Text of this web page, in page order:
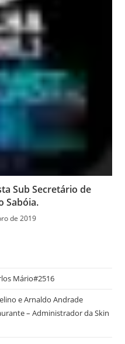
Sub Secretário de
Sabóia.
de 2019
Mário#2516
e Arnaldo Andrade
– Administrador da Skin